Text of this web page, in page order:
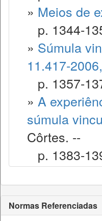
» Meios de
p. 1344-
» Súmula
11.417-
p. 1357-
» A
súmula
Côrtes. --
p. 1383-
Normas Referenciadas